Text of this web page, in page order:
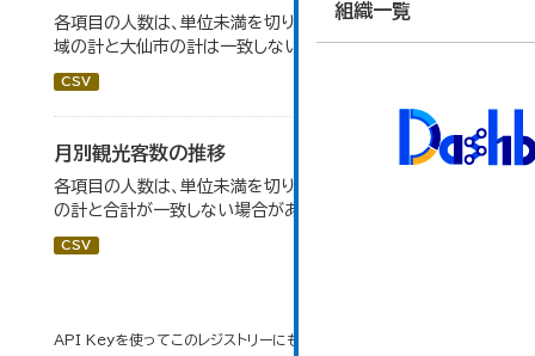
組織一覧
各項目の人数は、単位未満を切り捨てしているため、各地
域の計と大仙市の計は一致しない場合がある。
CSV
月別観光客数の推移
各項目の人数は、単位未満を切り捨てしているため、内訳
の計と合計が一致しない場合がある。
CSV
API Keyを使ってこのレジストリーにもアクセス可能です